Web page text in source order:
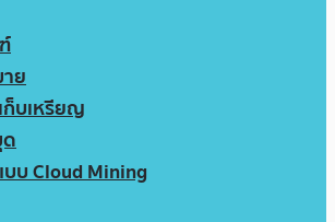
ย
ก็บเหรียญ
ด
บ Cloud Mining